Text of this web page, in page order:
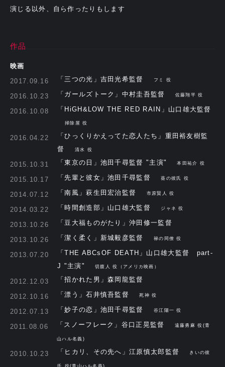
演じる以外、自ら作ったりもします
作品
映画
2017.09.16
「三つの光」吉田光希監督 フミ 役
2016.10.23 「ガールズトーク」中村圭吾監督 佐藤翔平 役
2016.10.08 「HiGH&LOW THE RED RAIN」山口雄大監督
掃除屋 役
2016.04.22
「ひっくりかえってた恋人たち」重田裕友樹監
督
清水 役
2015.10.31 「東京の日」池田千尋監督 "主演" 本田祐介 役
2015.10.17 「先輩と彼女」池田千尋監督 葵の彼氏 役
2014.07.12 「南風」萩生田宏治監督 市原賢人 役
2014.03.22 「時間創造部」山口雄大監督 ジャネ 役
2013.10.26 「豆大福ものがたり」沖田修一監督
2013.10.26 「潔く柔く」新城毅彦監督 禄の同僚 役
2013.07.20
「THE ABCsOF DEATH」山口雄大監督 part-
J "主演"
切腹人 役（アメリカ映画）
2012.12.03 「招かれた男」森岡龍監督
2012.10.16 「漂う」石井慎吾監督 死神 役
2012.07.13 「妙子の恋」池田千尋監督 谷江陽一 役
2011.08.06 「スノーフレーク」谷口正晃監督 遠藤勇麻 役(青
山ハル名義)
2010.10.23 「ヒカリ、その先へ」江原慎太郎監督 きいの彼
氏 役(青山ハル名義)